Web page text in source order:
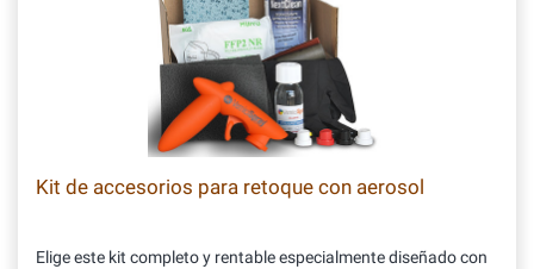
Kit de accesorios para retoque con aerosol
Elige este kit completo y rentable especialmente diseñado con